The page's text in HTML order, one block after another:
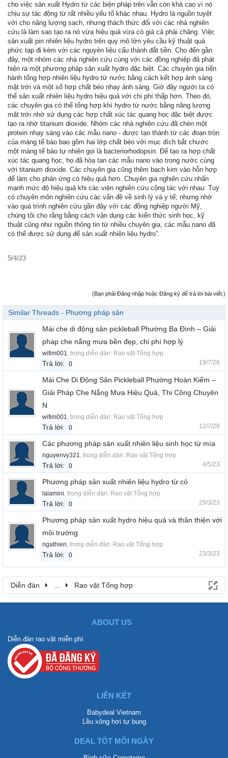
cho việc sản xuất Hydro từ các biện pháp trên vẫn còn khá cao vì nó
chịu sự tác động từ rất nhiều yếu tố khác nhau. Hydro là nguồn tuyệt
vời cho năng lượng sạch, nhưng thách thức đối với các nhà nghiên
cứu là làm sao tạo ra nó vừa hiệu quả vừa có giá cả phải chăng. Việc
sản xuất pin nhiên liệu hydro trên quy mô lớn yêu cầu kỹ thuật quá
phức tạp đi kèm với các nguyên liệu cấu thành đắt tiền. Cho đến gần
đây, một nhóm các nhà nghiên cứu cùng với các đồng nghiệp đã phát
hiện ra một phương pháp sản xuất hydro đặc biệt. Các chuyên gia tiến
hành tổng hợp nhiên liệu hydro từ nước bằng cách kết hợp ánh sáng
mặt trời và một số hợp chất béo nhạy ánh sáng. Giờ đây người ta có
thể sản xuất nhiên liệu hydro hiệu quả với chi phí thấp hơn. Theo đó,
các chuyên gia có thể tổng hợp khí hydro từ nước bằng năng lượng
mặt trời nhờ sử dụng các hợp chất xúc tác quang học đặc biệt được
tạo ra nhờ titanium dioxide. Nhóm các nhà nghiên cứu đã chèn một
protein nhạy sáng vào các mẫu nano - được tạo thành từ các đoạn tròn
của màng tế bào bao gồm hai lớp chất béo với mục đích bắt chước
một màng tế bào tự nhiên gọi là bacteriorhodopsin. Để tạo ra hợp chất
xúc tác quang học, họ đã hòa tan các mẫu nano vào trong nước cùng
với titanium dioxide. Các chuyên gia cũng thêm bạch kim vào hỗn hợp
để làm cho phản ứng có hiệu quả hơn. Chuyên gia nghiên cứu nhấn
mạnh mức độ hiệu quả khi các viện nghiên cứu cộng tác với nhau: Tuy
có chuyên môn nghiên cứu các vấn đề về sinh lý và y tế; nhưng nhờ
vào quá trình nghiên cứu gần đây với các đồng nghiệp người Mỹ,
chúng tôi cho rằng bằng cách vận dụng các kiến thức sinh học, kỹ
thuật cũng như nguồn thông tin từ nhiều chuyên gia, các mẫu nano đã
có thể được sử dụng để sản xuất nhiên liệu hydro”.
5/4/23
(Bạn phải Đăng nhập hoặc Đăng ký để trả lời bài viết.)
Similar Threads - Phương pháp sản
Mái che di động sân pickleball Phường Ba Đình – Giải
pháp che nắng mưa bền đẹp, chi phí hợp lý
wifim001, trong diễn đàn: Rao vặt Tổng hợp
Trả lời: 0 19/7/26
Mái Che Di Động Sân Pickleball Phường Hoàn Kiếm –
Giải Pháp Che Nắng Mưa Hiệu Quả, Thi Công Chuyên
N
wifim001, trong diễn đàn: Rao vặt Tổng hợp
Trả lời: 0 12/7/26
Các phương pháp sản xuất nhiên liệu sinh học từ mía
nguyenvy321, trong diễn đàn: Rao vặt Tổng hợp
Trả lời: 0 4/5/23
Phương pháp sản xuất nhiên liệu hydro từ cỏ
lalamini, trong diễn đàn: Rao vặt Tổng hợp
Trả lời: 0 29/3/23
Phương pháp sản xuất hydro hiệu quả và thân thiện với
môi trường
ngathien, trong diễn đàn: Rao vặt Tổng hợp
Trả lời: 0 23/3/23
Diễn đàn ... Rao vặt Tổng hợp
ABOUT US
Diễn đàn rao vặt miễn phí
LIÊN KẾT
Babydeal Vietnam
Lều xông hơi tự bung
DEAL TỐT MỖI NGÀY